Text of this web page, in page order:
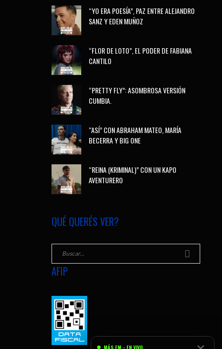
“YO ERA POESÍA”, PAZ ENTRE ALEJANDRO
SANZ Y EDEN MUÑOZ
“FLOR DE LOTO”, EL PODER DE FABIANA
CANTILO
“PRETTY FLY”: ASOMBROSA VERSIÓN
CUMBIA.
“ASÍ” CON ABRAHAM MATEO, MARÍA
BECERRA Y BIG ONE
“REINA (KRIMINAL)” CON UN KAPO
AVENTURERO
QUÉ QUERÉS VER?
AFIP
MÁS FM - EN VIVO